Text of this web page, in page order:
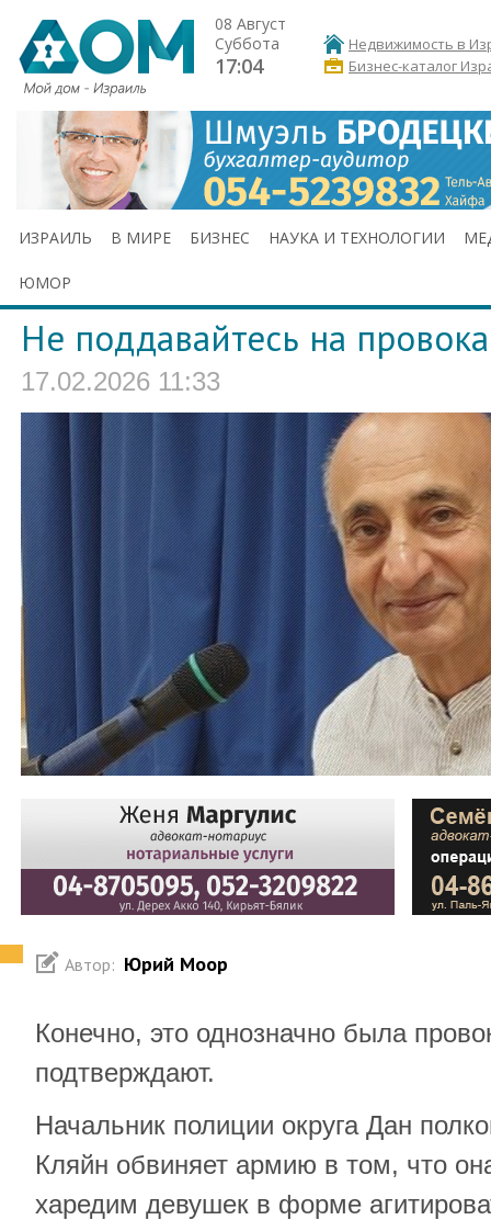
08 Август
Суббота
17:04
Недвижимость в
Бизнес-каталог
ИЗРАИЛЬ В МИРЕ БИЗНЕС НАУКА И ТЕХНОЛОГИИ
ЮМОР
Не поддавайтесь на
17.02.2026 11:33
Автор: Юрий Моор
Конечно, это однозначно была
подтверждают.
Начальник полиции округа Дан
Кляйн обвиняет армию в том, что
харедим девушек в форме